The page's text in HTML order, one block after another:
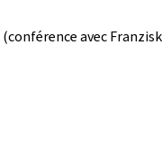
(conférence avec